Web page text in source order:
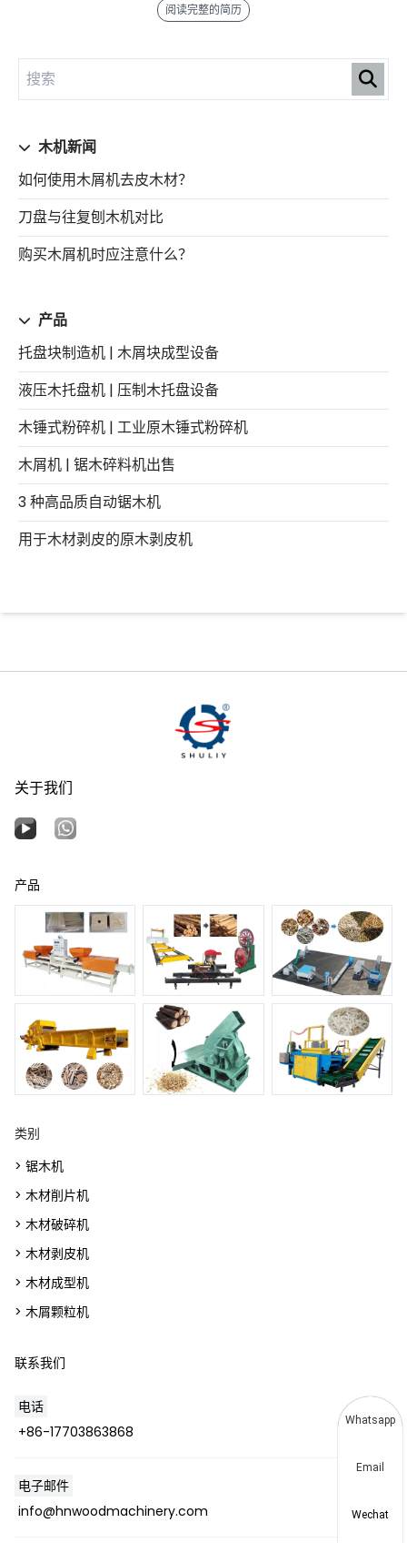
阅读完整的简历
木机新闻
如何使用木屑机去皮木材？
刀盘与往复刨木机对比
购买木屑机时应注意什么？
产品
托盘块制造机 | 木屑块成型设备
液压木托盘机 | 压制木托盘设备
木锤式粉碎机 | 工业原木锤式粉碎机
木屑机 | 锯木碎料机出售
3 种高品质自动锯木机
用于木材剥皮的原木剥皮机
关于我们
产品
类别
> 锯木机
> 木材削片机
> 木材破碎机
> 木材剥皮机
> 木材成型机
> 木屑颗粒机
联系我们
电话
+86-17703863868
电子邮件
info@hnwoodmachinery.com
Whatsapp
Email
Wechat